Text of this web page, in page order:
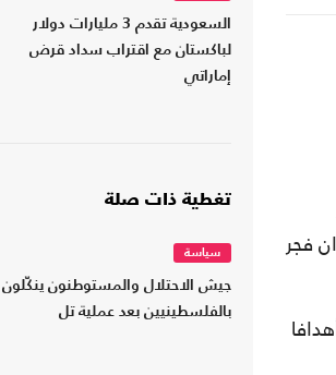
فجر
السعودية تقدم 3 مليارات دولار
لباكستان مع اقتراب سداد قرض
إماراتي
تغطية ذات صلة
سياسة
جيش الاحتلال والمستوطنون ينكّلون
بالفلسطينيين بعد عملية تل